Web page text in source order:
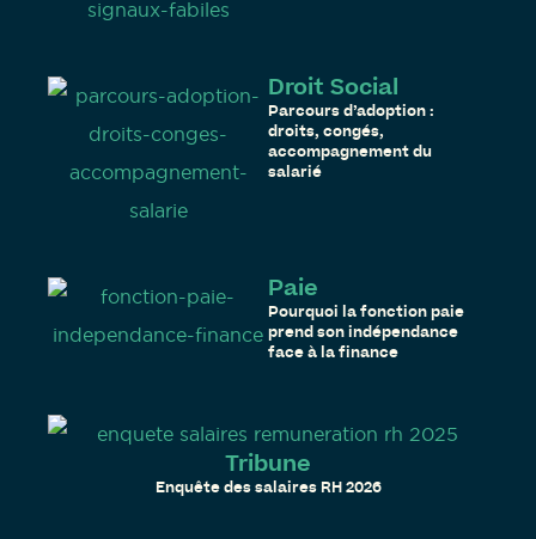
Droit Social
Parcours d’adoption :
droits, congés,
accompagnement du
salarié
Paie
Pourquoi la fonction paie
prend son indépendance
face à la finance
Tribune
Enquête des salaires RH 2026